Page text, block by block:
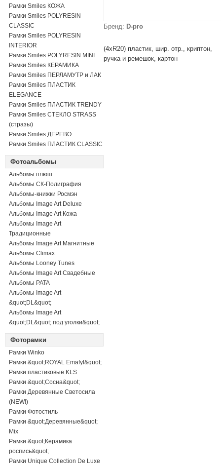
Рамки Smiles КОЖА
Рамки Smiles POLYRESIN
CLASSIC
Рамки Smiles POLYRESIN
INTERIOR
Рамки Smiles POLYRESIN MINI
Рамки Smiles КЕРАМИКА
Рамки Smiles ПЕРЛАМУТР и ЛАК
Рамки Smiles ПЛАСТИК
ELEGANCE
Рамки Smiles ПЛАСТИК TRENDY
Рамки Smiles СТЕКЛО STRASS
(стразы)
Рамки Smiles ДЕРЕВО
Рамки Smiles ПЛАСТИК CLASSIC
Фотоальбомы
Альбомы плюш
Альбомы СК-Полиграфия
Альбомы-книжки Росмэн
Альбомы Image Art Deluxe
Альбомы Image Art Кожа
Альбомы Image Art
Традиционные
Альбомы Image Art Магнитные
Альбомы Climax
Альбомы Looney Tunes
Альбомы Image Art Свадебные
Альбомы PATA
Альбомы Image Art
&quot;DL&quot;
Альбомы Image Art
&quot;DL&quot; под уголки&quot;
Фоторамки
Рамки Winko
Рамки &quot;ROYAL Emafyl&quot;
Рамки пластиковые KLS
Рамки &quot;Сосна&quot;
Рамки Деревянные Светосила
(NEW!)
Рамки Фотостиль
Рамки &quot;Деревянные&quot;
Mix
Рамки &quot;Керамика
роспись&quot;
Рамки Unique Collection De Luxe
Бренд: D-pro
(4xR20) пластик, шир. отр., криптон,
ручка и ремешок, картон